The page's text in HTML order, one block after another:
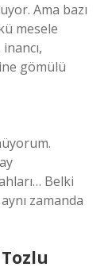
Ama bazı
mesele
gömülü
Belki
zamanda